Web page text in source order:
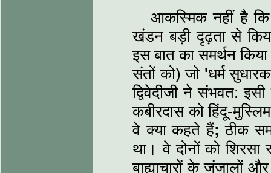
आकस्मिक नहीं है कि
खंडन बड़ी दृढ़ता से
इस बात का समर्थन
संतों को) जो 'धर्म सुधारक
द्विवेदीजी ने संभवत:
कबीरदास को हिंदू-
वे क्‍या कहते हैं; ठीक
था। वे दोनों को
बाह्याचारों के जंजालों